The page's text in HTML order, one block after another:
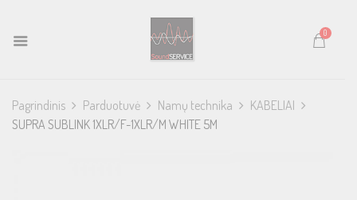
0
Pagrindinis Parduotuvė Namų technika
KABELIAI
SUPRA SUBLINK 1XLR/F-1XLR/M WHITE 5M